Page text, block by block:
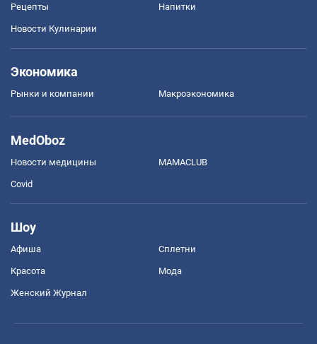
Рецепты Напитки
Новости Кулинарии
Экономика
Рынки и компании Mакроэкономика
MedOboz
Новости медицины MAMACLUB
Covid
Шоу
Афиша Сплетни
Красота Мода
Женский Журнал